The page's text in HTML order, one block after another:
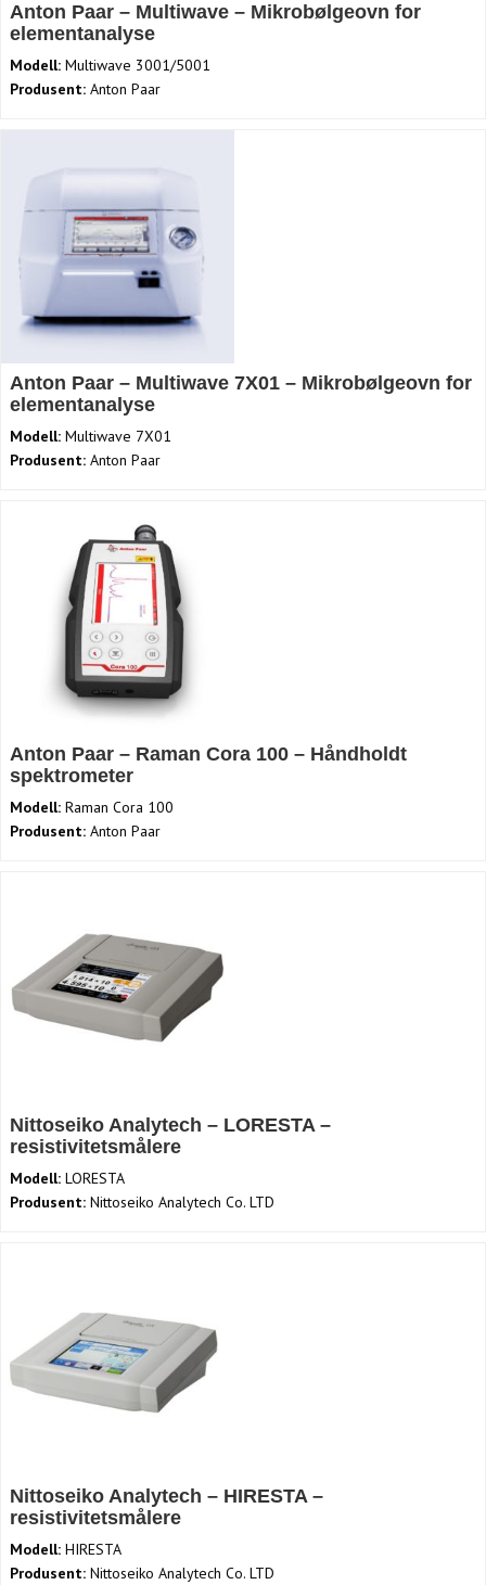
Anton Paar – Multiwave – Mikrobølgeovn for
elementanalyse
Modell: Multiwave 3001/5001
Produsent: Anton Paar
Anton Paar – Multiwave 7X01 – Mikrobølgeovn for
elementanalyse
Modell: Multiwave 7X01
Produsent: Anton Paar
Anton Paar – Raman Cora 100 – Håndholdt
spektrometer
Modell: Raman Cora 100
Produsent: Anton Paar
Nittoseiko Analytech – LORESTA –
resistivitetsmålere
Modell: LORESTA
Produsent: Nittoseiko Analytech Co. LTD
Nittoseiko Analytech – HIRESTA –
resistivitetsmålere
Modell: HIRESTA
Produsent: Nittoseiko Analytech Co. LTD